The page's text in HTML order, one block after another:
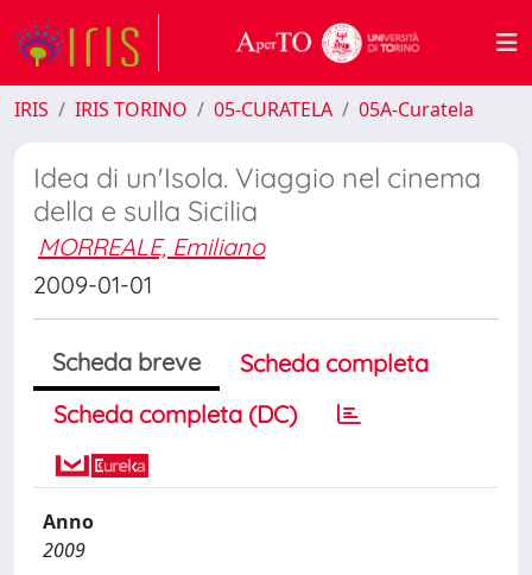
IRIS IRIS TORINO 05-CURATELA 05A-Curatela
Idea di un'Isola. Viaggio nel cinema
della e sulla Sicilia
MORREALE, Emiliano
2009-01-01
Scheda breve
Scheda completa
Scheda completa (DC)
Anno
2009